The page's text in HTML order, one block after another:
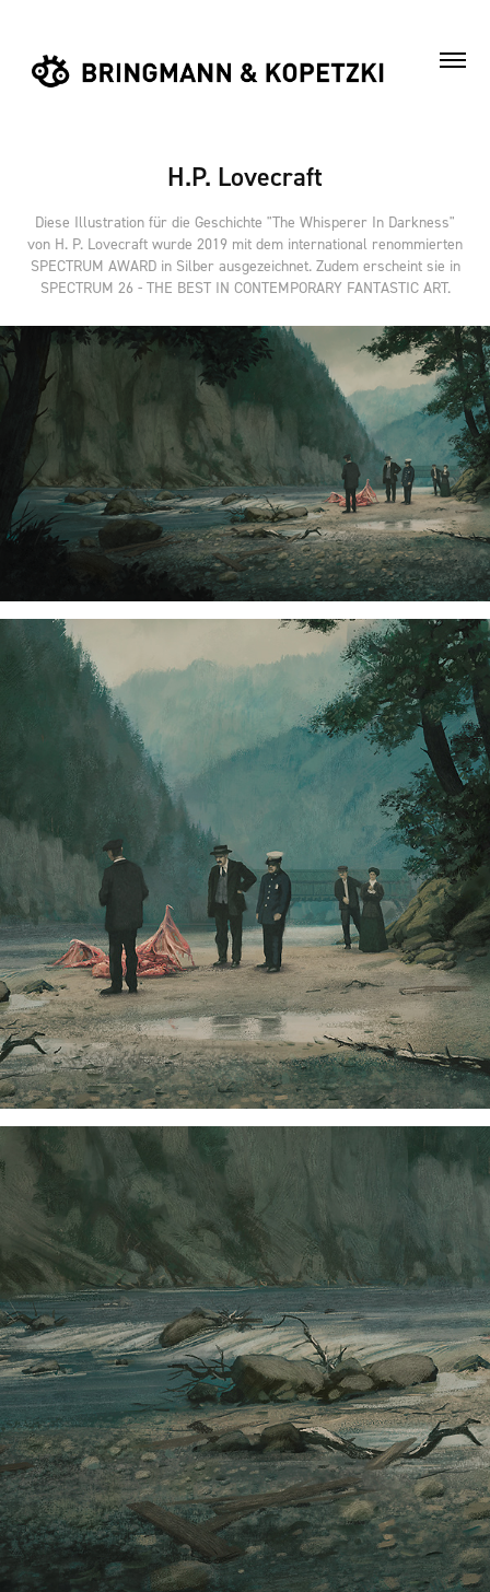
H.P. Lovecraft
Diese Illustration für die Geschichte "The Whisperer In Darkness"
von H. P. Lovecraft wurde 2019 mit dem international renommierten
SPECTRUM AWARD in Silber ausgezeichnet. Zudem erscheint sie in
SPECTRUM 26 - THE BEST IN CONTEMPORARY FANTASTIC ART.